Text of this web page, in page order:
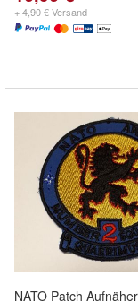
+ 4,90 € Versand
NATO Patch